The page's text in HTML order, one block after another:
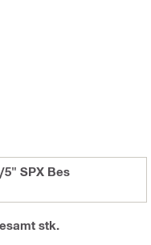
5" SPX Bes
stk.